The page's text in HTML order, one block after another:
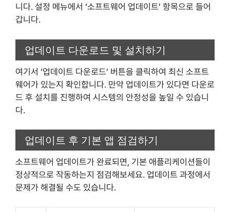
니다. 설정 메뉴에서 ‘소프트웨어 업데이트’ 항목으로 들어
갑니다.
업데이트 다운로드 및 설치하기
여기서 ‘업데이트 다운로드’ 버튼을 클릭하여 최신 소프트
웨어가 있는지 확인합니다. 만약 업데이트가 있다면 다운로
드 후 설치를 진행하여 시스템의 안정성을 높일 수 있습니
다.
업데이트 후 기본 앱 점검하기
소프트웨어 업데이트가 완료되면, 기본 애플리케이션들이
정상적으로 작동하는지 점검해보세요. 업데이트 과정에서
문제가 해결될 수도 있습니다.